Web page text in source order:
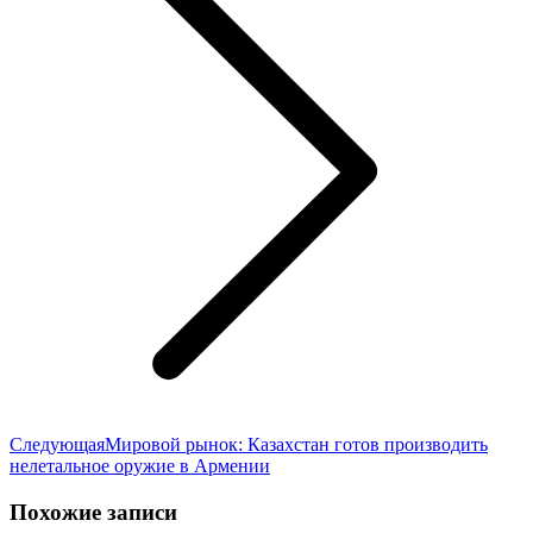
СледующаяСледующая
запись:
Мировой рынок: Казахстан готов производить
нелетальное оружие в Армении
Похожие записи